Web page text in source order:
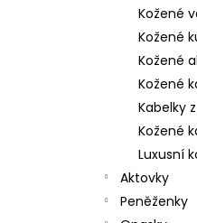
Kožené
Kožené
Kožené
Kožené
Kabelky
Kožené
Luxusní
Aktovky
Peněženky